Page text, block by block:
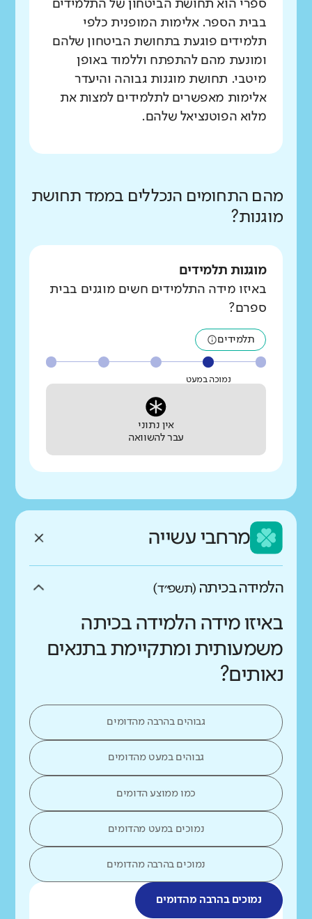
ספרי הוא תחושת הביטחון של התלמידים
בבית הספר. אלימות המופנית כלפי
תלמידים פוגעת בתחושת הביטחון שלהם
ומונעת מהם להתפתח וללמוד באופן
מיטבי. תחושת מוגנות גבוהה והיעדר
אלימות מאפשרים לתלמידים למצות את
מלוא הפוטנציאל שלהם.
מהם התחומים הנכללים בממד תחושת
מוגנות?
מוגנות תלמידים
באיזו מידה התלמידים חשים מוגנים בבית
ספרם?
תלמידים
נמוכה במעט
אין נתוני
עבר להשוואה
מרחבי עשייה
הלמידה בכיתה (תשפ״ד)
באיזו מידה הלמידה בכיתה
משמעותית ומתקיימת בתנאים
נאותים?
גבוהים בהרבה מהדומים
גבוהים במעט מהדומים
כמו ממוצע הדומים
נמוכים במעט מהדומים
נמוכים בהרבה מהדומים
נמוכים בהרבה מהדומים
מה בדקנו?